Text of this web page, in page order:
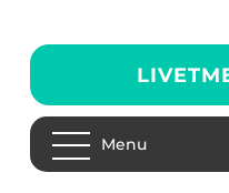
Menu